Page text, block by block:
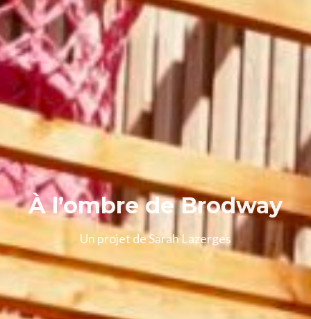
À l’ombre de Brodway
Un projet de Sarah Lazerges